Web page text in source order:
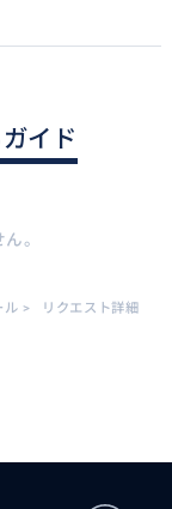
イド
。
ル > リクエスト詳細